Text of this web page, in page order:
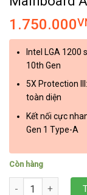
1.750.000
Intel LGA 1200
10th Gen
5X Protection
toàn diện
Kết nối cực
Gen 1 Type-A
Còn hàng
Mainboard ASUS